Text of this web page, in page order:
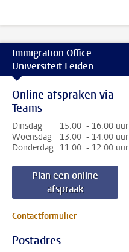
Immigration Office
Universiteit Leiden
Online afspraken via
Teams
Dinsdag
15:00 - 16:00 uur
Woensdag
13:00 - 14:00 uur
Donderdag 11:00 - 12:00 uur
Plan een online
afspraak
Contactformulier
Postadres